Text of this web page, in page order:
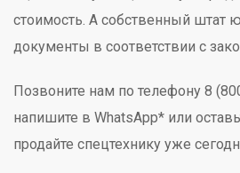
стоимость. А собственный штат
документы в соответствии с
Позвоните нам по телефону 8
напишите в WhatsApp* или
продайте спецтехнику уже